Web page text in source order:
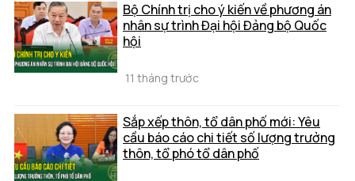
Bộ Chính trị cho ý kiến về phương án
nhân sự trình Đại hội Đảng bộ Quốc
hội
11 tháng trước
Sắp xếp thôn, tổ dân phố mới: Yêu
cầu báo cáo chi tiết số lượng trưởng
thôn, tổ phó tổ dân phố